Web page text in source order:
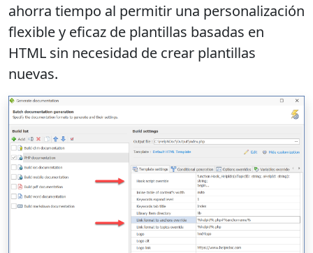
ahorra tiempo al permitir una personalización
flexible y eficaz de plantillas basadas en
HTML sin necesidad de crear plantillas
nuevas.